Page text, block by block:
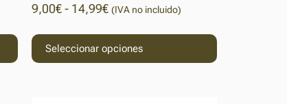
9,00€- 14,99€ (IVA no incluido)
Seleccionar opciones